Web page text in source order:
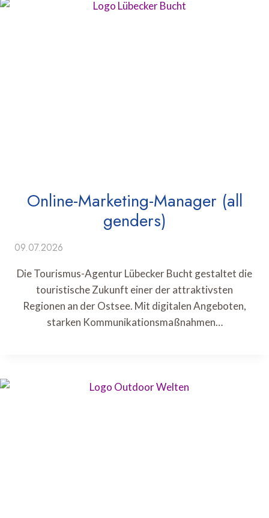
Online-Marketing-Manager (all
genders)
09.07.2026
Die Tourismus-Agentur Lübecker Bucht gestaltet die
touristische Zukunft einer der attraktivsten
Regionen an der Ostsee. Mit digitalen Angeboten,
starken Kommunikationsmaßnahmen…